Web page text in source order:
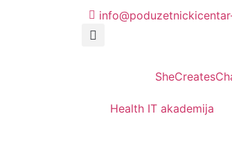
Health IT akademija